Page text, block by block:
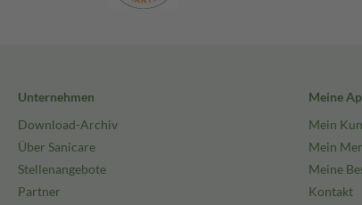
Unternehmen
Download-Archiv
Über Sanicare
Stellenangebote
Partner
Meine
Mein
Mein
Meine
Kontakt